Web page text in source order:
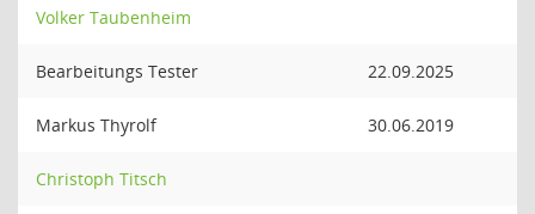
Volker Taubenheim
Bearbeitungs Tester 22.09.2025
Markus Thyrolf 30.06.2019
Christoph Titsch